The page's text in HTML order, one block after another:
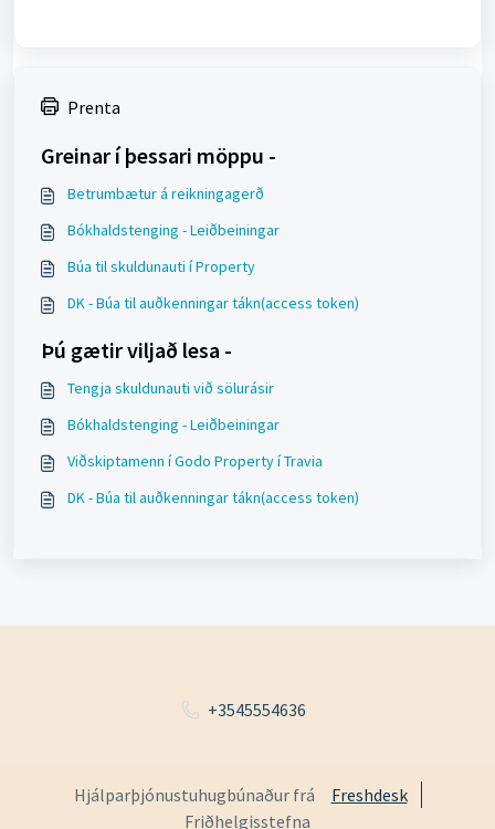
Prenta
Greinar í þessari möppu -
Betrumbætur á reikningagerð
Bókhaldstenging - Leiðbeiningar
Búa til skuldunauti í Property
DK - Búa til auðkenningar tákn(access token)
Þú gætir viljað lesa -
Tengja skuldunauti við sölurásir
Bókhaldstenging - Leiðbeiningar
Viðskiptamenn í Godo Property í Travia
DK - Búa til auðkenningar tákn(access token)
+3545554636
Hjálparþjónustuhugbúnaður frá
Freshdesk
Friðhelgisstefna